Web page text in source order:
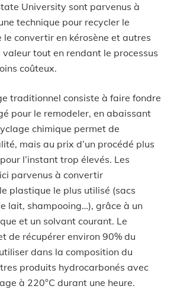
University sont parvenus à
technique pour recycler le
convertir en kérosène et autres
tout en rendant le processus
coûteux.
traditionnel consiste à faire fondre
pour le remodeler, en abaissant
chimique permet de
mais au prix d’un procédé plus
l’instant trop élevés. Les
parvenus à convertir
plastique le plus utilisé (sacs
lait, shampooing…), grâce à un
et un solvant courant. Le
de récupérer environ 90% du
dans la composition du
produits hydrocarbonés avec
à 220°C durant une heure.